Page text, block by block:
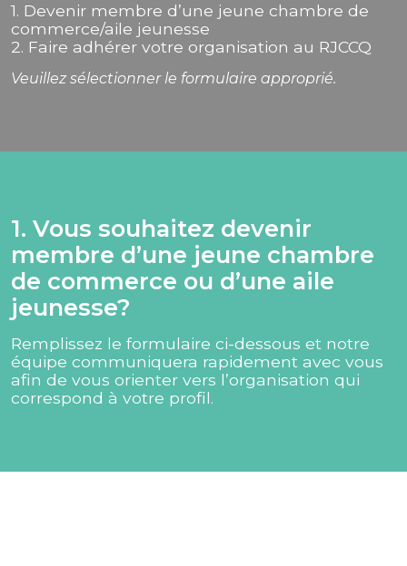
1. Devenir membre d’une jeune chambre de
commerce/aile jeunesse
2. Faire adhérer votre organisation au RJCCQ
Veuillez sélectionner le formulaire approprié.
1. Vous souhaitez devenir
membre d’une jeune chambre
de commerce ou d’une aile
jeunesse?​
Remplissez le formulaire ci-dessous et notre
équipe communiquera rapidement avec vous
afin de vous orienter vers l’organisation qui
correspond à votre profil.